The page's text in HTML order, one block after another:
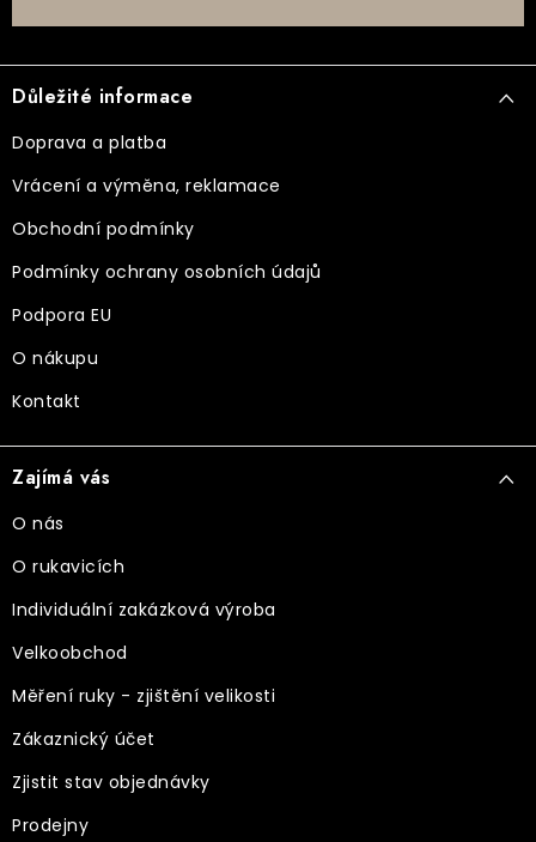
á
p
a
Důležité informace
Doprava a platba
Vrácení a výměna, reklamace
Obchodní podmínky
Podmínky ochrany osobních údajů
Podpora EU
O nákupu
Kontakt
Zajímá vás
O nás
O rukavicích
Individuální zakázková výroba
Velkoobchod
Měření ruky - zjištění velikosti
Zákaznický účet
Zjistit stav objednávky
Prodejny